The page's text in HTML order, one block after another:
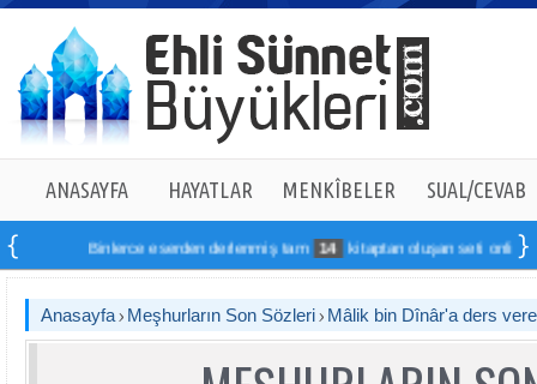
ANASAYFA HAYATLAR MENKÎBELER SUAL/CEVAB
Binlerce eserden derlenmiş tam 14 kitaptan oluşan seti online
Anasayfa Meşhurların Son Sözleri Mâlik bin Dînâr'a ders